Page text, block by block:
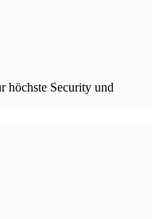
höchste Security und